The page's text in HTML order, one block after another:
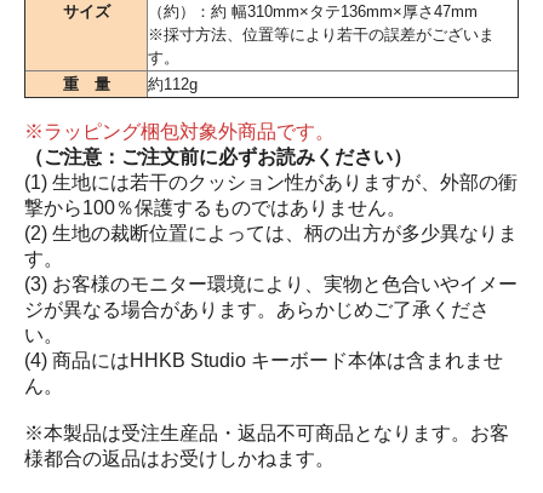
サイズ
（約）：約 幅310mm×タテ136mm×厚さ47mm
※採寸方法、位置等により若干の誤差がございま
す。
重 量
約112g
※ラッピング梱包対象外商品です。
（ご注意：ご注文前に必ずお読みください）
(1) 生地には若干のクッション性がありますが、外部の衝
撃から100％保護するものではありません。
(2) 生地の裁断位置によっては、柄の出方が多少異なりま
す。
(3) お客様のモニター環境により、実物と色合いやイメー
ジが異なる場合があります。あらかじめご了承くださ
い。
(4) 商品にはHHKB Studio キーボード本体は含まれませ
ん。
※本製品は受注生産品・返品不可商品となります。お客
様都合の返品はお受けしかねます。